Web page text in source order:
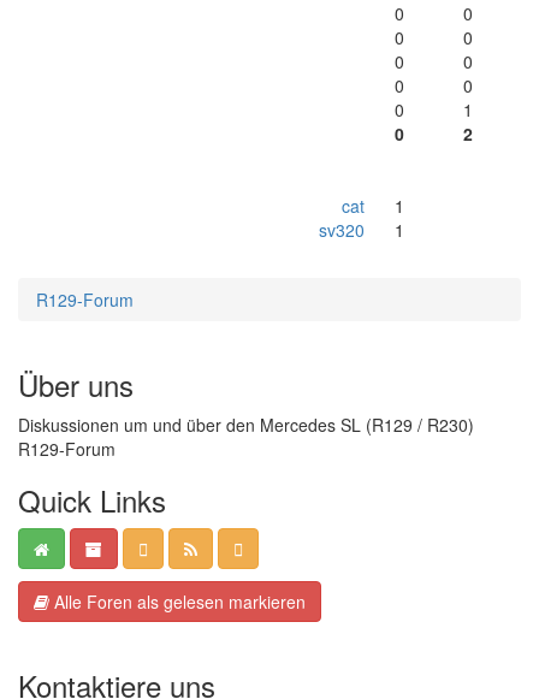
0
0
0
0
0
0
0
0
0
1
0
2
cat
1
sv320
1
R129-Forum
Über uns
Diskussionen um und über den Mercedes SL (R129 / R230)
R129-Forum
Quick Links
Alle Foren als gelesen markieren
Kontaktiere uns